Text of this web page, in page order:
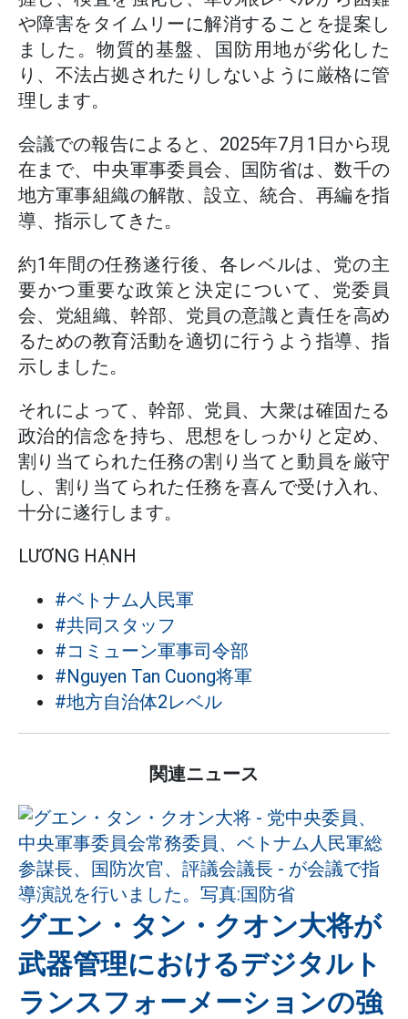
や障害をタイムリーに解消することを提案し
ました。物質的基盤、国防用地が劣化した
り、不法占拠されたりしないように厳格に管
理します。
会議での報告によると、2025年7月1日から現
在まで、中央軍事委員会、国防省は、数千の
地方軍事組織の解散、設立、統合、再編を指
導、指示してきた。
約1年間の任務遂行後、各レベルは、党の主
要かつ重要な政策と決定について、党委員
会、党組織、幹部、党員の意識と責任を高め
るための教育活動を適切に行うよう指導、指
示しました。
それによって、幹部、党員、大衆は確固たる
政治的信念を持ち、思想をしっかりと定め、
割り当てられた任務の割り当てと動員を厳守
し、割り当てられた任務を喜んで受け入れ、
十分に遂行します。
LƯƠNG HẠNH
#ベトナム人民軍
#共同スタッフ
#コミューン軍事司令部
#Nguyen Tan Cuong将軍
#地方自治体2レベル
関連ニュース
グエン・タン・クオン大将が
武器管理におけるデジタルト
ランスフォーメーションの強